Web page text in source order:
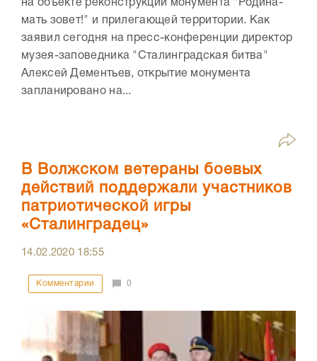
на объекте реконструкции монумента "Родина-
мать зовет!" и прилегающей территории. Как
заявил сегодня на пресс-конференции директор
музея-заповедника "Сталинградская битва"
Алексей Дементьев, открытие монумента
запланировано на...
В Волжском ветераны боевых
действий поддержали участников
патриотической игры
«Сталинградец»
14.02.2020 18:55
Комментарии 0